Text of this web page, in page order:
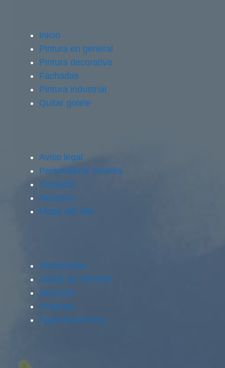
Inicio
Pintura en general
Pintura decorativa
Fachadas
Pintura industrial
Quitar gotele
Aviso legal
Personalizar cookies
Contacto
Nosotros
Mapa del sitio
Alcobendas
Alcalá de Henares
Alcorcón
Aranjuez
Arganda del Rey